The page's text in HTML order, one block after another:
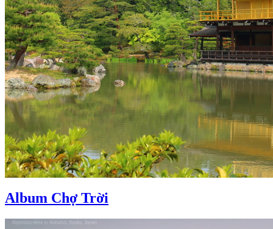
Album Chợ Trời